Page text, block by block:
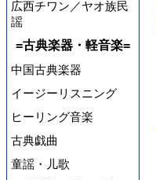
広西チワン／ヤオ族民
謡
=古典楽器・軽音楽=
中国古典楽器
イージーリスニング
ヒーリング音楽
古典戯曲
童謡・儿歌